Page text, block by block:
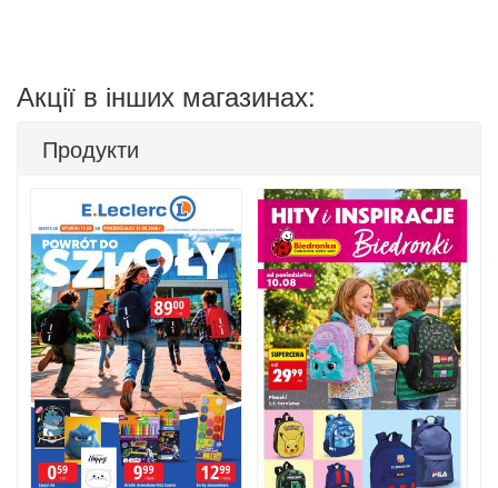
Акції в інших магазинах:
Продукти